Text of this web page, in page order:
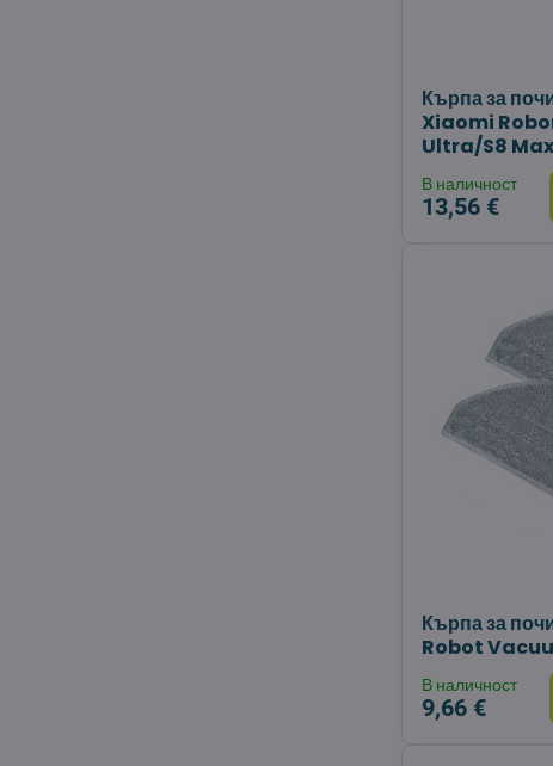
Кърпа за
Xiaomi
Ultra/S8
В наличност
13,56 €
Кърпа за
Robot
В наличност
9,66 €